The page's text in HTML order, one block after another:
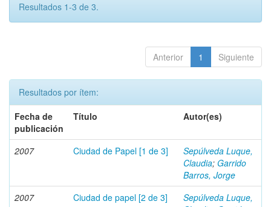
Resultados 1-3 de 3.
Anterior 1 Siguiente
Resultados por ítem:
Fecha de
publicación
Título Autor(es)
2007 Ciudad de Papel [1 de 3]
Sepúlveda Luque,
Claudia; Garrido
Barros, Jorge
2007
Ciudad de papel [2 de 3]
Sepúlveda Luque,